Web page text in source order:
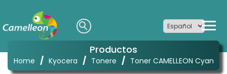
Productos
Home / Kyocera / Tonere / Toner CAMELLEON Cyan